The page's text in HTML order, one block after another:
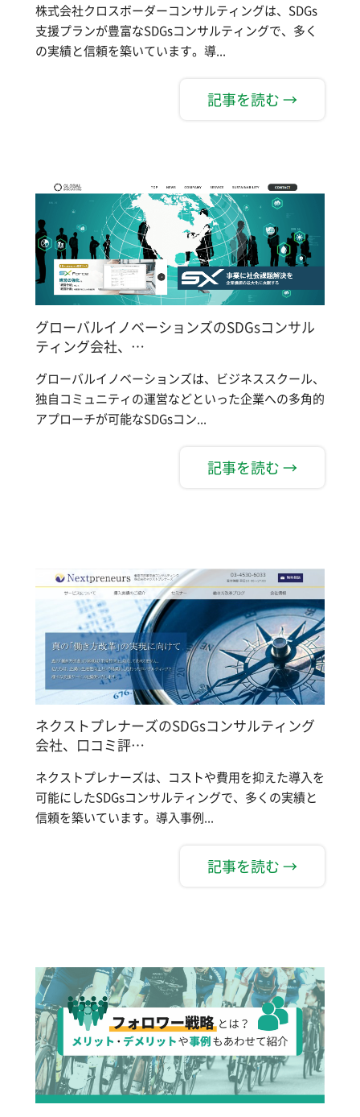
株式会社クロスボーダーコンサルティングは、SDGs
支援プランが豊富なSDGsコンサルティングで、多く
の実績と信頼を築いています。導...
記事を読む →
グローバルイノベーションズのSDGsコンサル
ティング会社、…
グローバルイノベーションズは、ビジネススクール、
独自コミュニティの運営などといった企業への多角的
アプローチが可能なSDGsコン...
記事を読む →
ネクストプレナーズのSDGsコンサルティング
会社、口コミ評…
ネクストプレナーズは、コストや費用を抑えた導入を
可能にしたSDGsコンサルティングで、多くの実績と
信頼を築いています。導入事例...
記事を読む →